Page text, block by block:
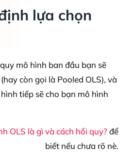
lựa chọn
mô hình ban đầu bạn sẽ
còn gọi là Pooled OLS), và
tiếp sẽ cho bạn mô hình
OLS là gì và cách hồi quy? để
biết nếu chưa rõ nè.